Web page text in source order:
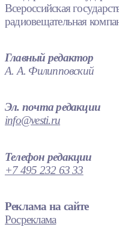
Всероссийская
радиовещательная
Главный редактор
А. А. Филипповский
Эл. почта редакции
info@vesti.ru
Телефон редакции
+7 495 232 63 33
Реклама на сайте
Росреклама